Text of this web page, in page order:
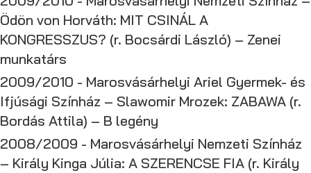
Ödön von Horváth: MIT CSINÁL A
KONGRESSZUS? (r. Bocsárdi László) – Zenei
munkatárs
2009/2010 - Marosvásárhelyi Ariel Gyermek- és
Ifjúsági Színház – Slawomir Mrozek: ZABAWA (r.
Bordás Attila) – B legény
2008/2009 - Marosvásárhelyi Nemzeti Színház
– Király Kinga Júlia: A SZERENCSE FIA (r. Király